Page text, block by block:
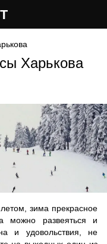
Харькова
зима прекрасное
можно развеяться и
и удовольствия, не